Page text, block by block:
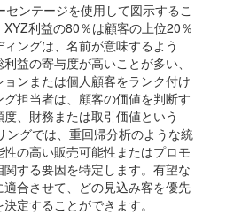
ンテージを使用して図示するこ
利益の80％は顧客の上位20％
ングは、名前が意味するよう
益の寄与度が高いことが多い、
ンまたは個人顧客をランク付け
担当者は、顧客の価値を判断す
、財務または取引価値という
ングでは、重回帰分析のような統
の高い販売可能性またはプロモ
する要因を特定します。有望な
合させて、どの見込み客を優先
定することができます。